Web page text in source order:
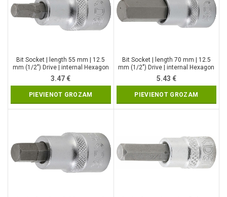
Bit Socket | length 55 mm | 12.5
mm (1/2″) Drive | internal Hexagon
9/32″ (2734)
3.47€
PIEVIENOT GROZAM
Bit Socket | length 70 mm | 12.5
mm (1/2″) Drive | internal Hexagon
9/16″ (2738)
5.43 €
PIEVIENOT GROZAM